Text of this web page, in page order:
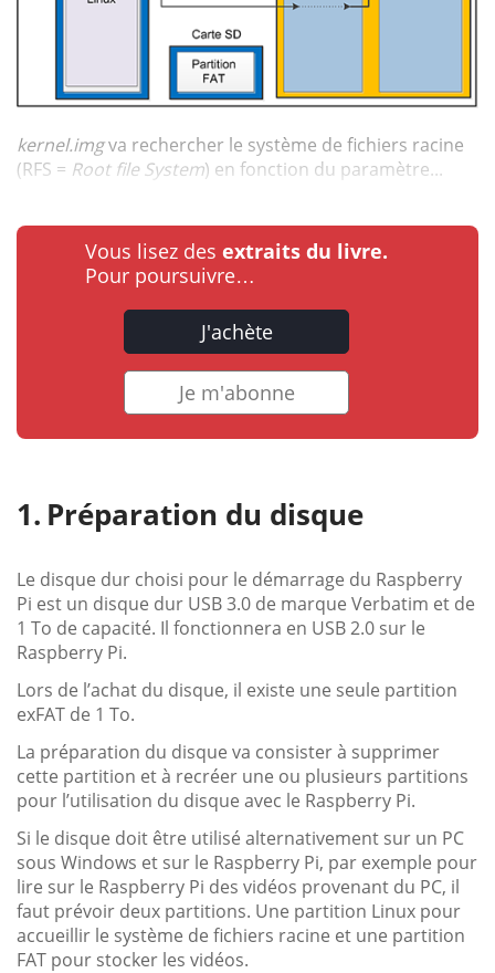
kernel.imgva rechercher le système de fichiers racine
(RFS = Root file System) en fonction du paramètre...
Vous lisez des extraits du livre.
Pour poursuivre…
J'achète
Je m'abonne
Préparation du disque
Le disque dur choisi pour le démarrage du Raspberry
Pi est un disque dur USB 3.0 de marque Verbatim et de
1 To de capacité. Il fonctionnera en USB 2.0 sur le
Raspberry Pi.
Lors de l’achat du disque, il existe une seule partition
exFAT de 1 To.
La préparation du disque va consister à supprimer
cette partition et à recréer une ou plusieurs partitions
pour l’utilisation du disque avec le Raspberry Pi.
Si le disque doit être utilisé alternativement sur un PC
sous Windows et sur le Raspberry Pi, par exemple pour
lire sur le Raspberry Pi des vidéos provenant du PC, il
faut prévoir deux partitions. Une partition Linux pour
accueillir le système de fichiers racine et une partition
FAT pour stocker les vidéos.